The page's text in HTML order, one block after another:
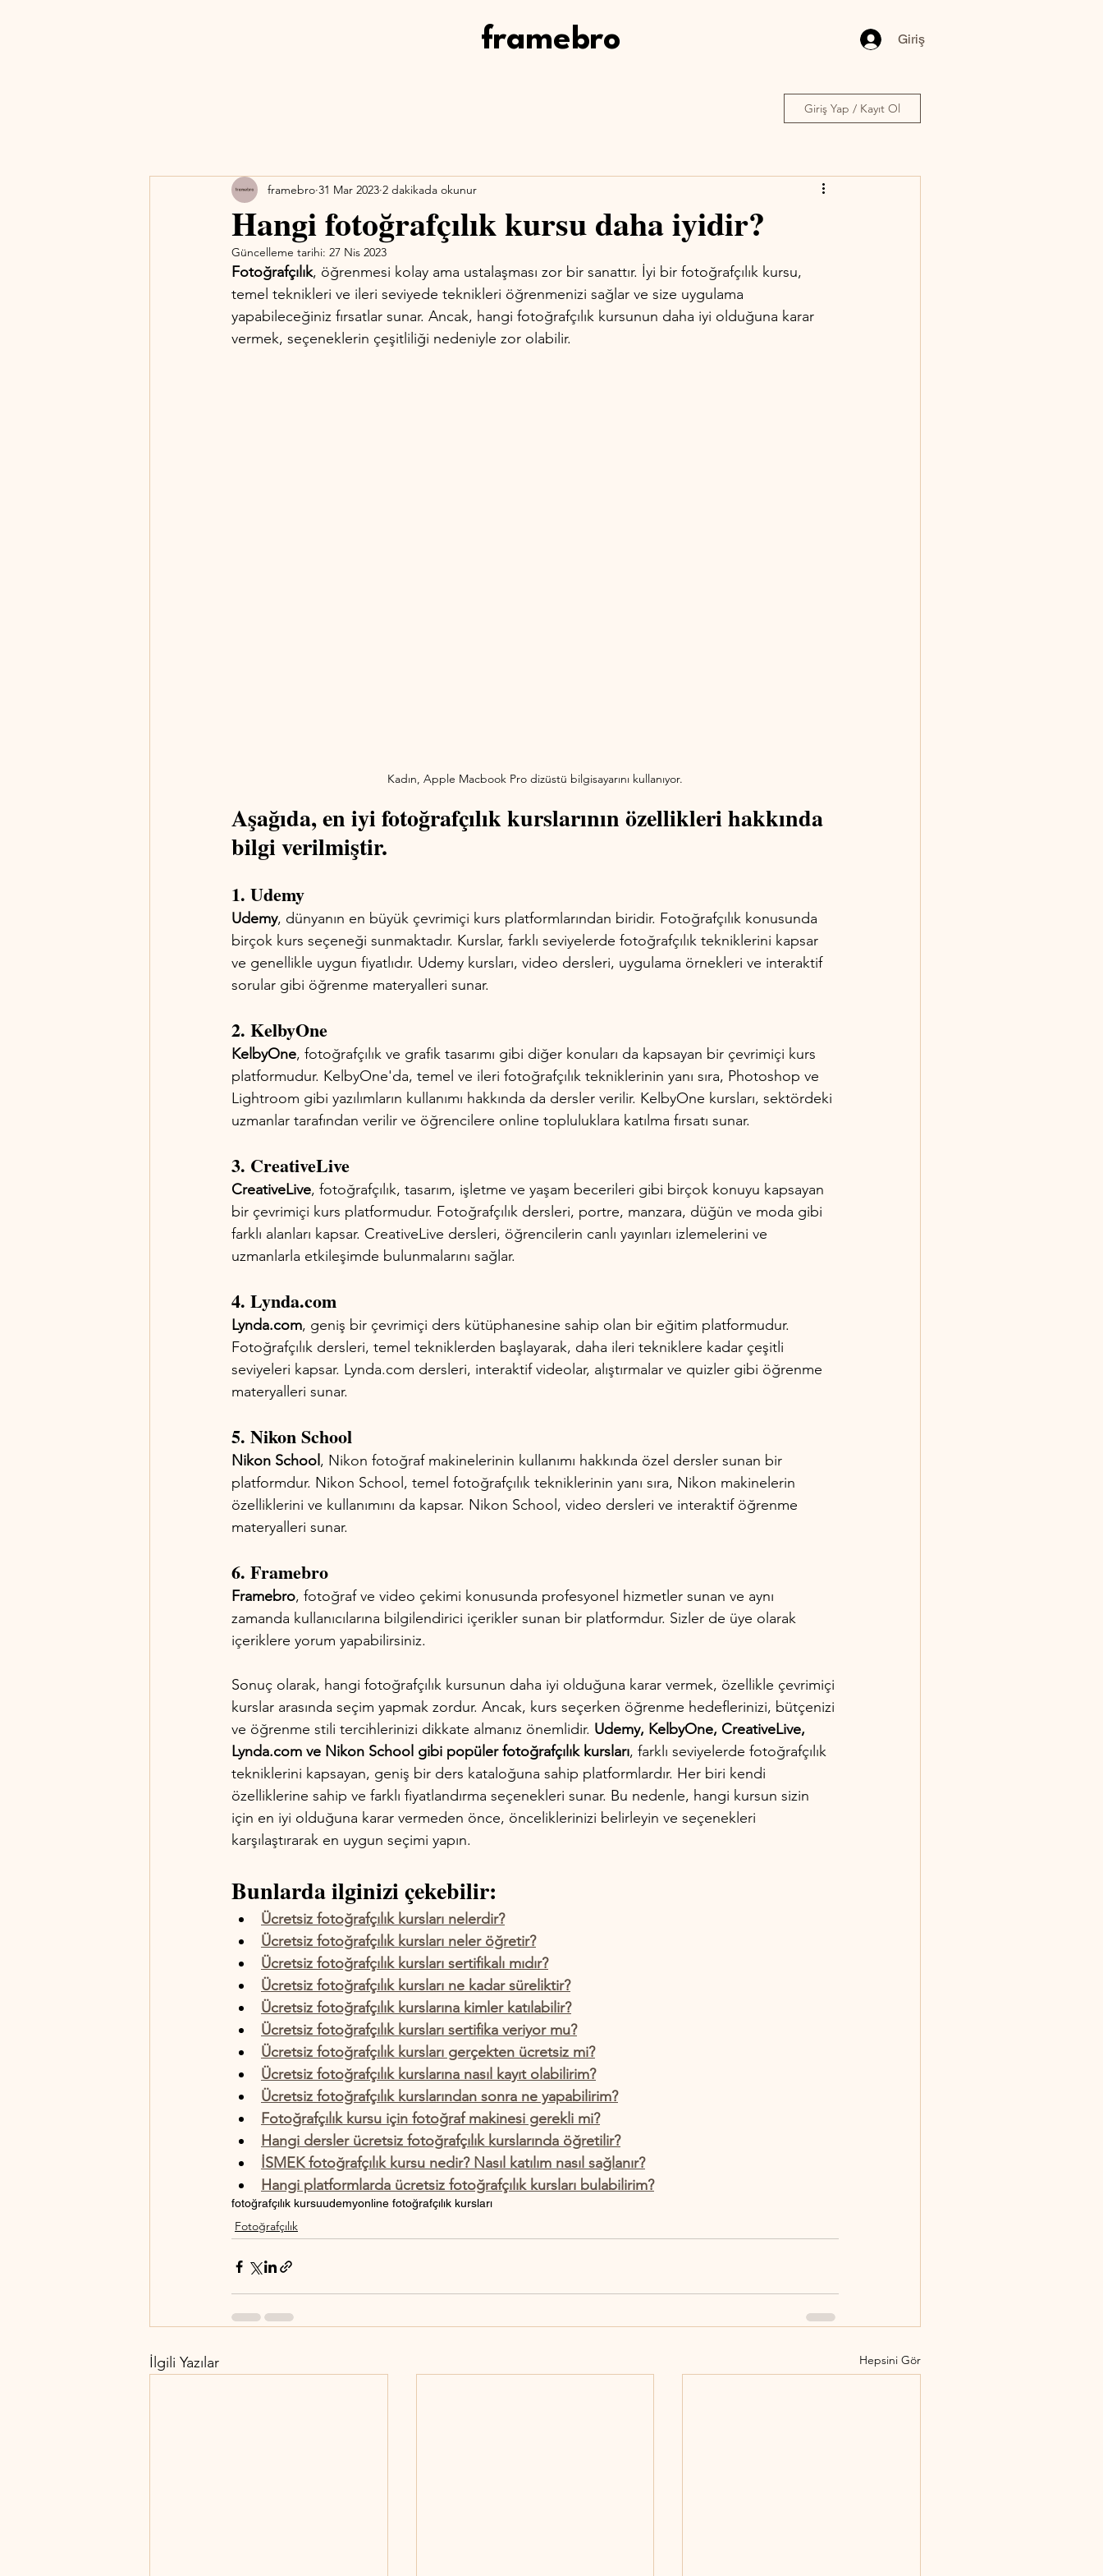
framebro Giriş
Giriş Yap / Kayıt Ol
Hangi fotoğrafçılık kursu daha iyidir?
framebro 31 Mar 2023 2 dakikada okunur
Güncelleme tarihi: 27 Nis 2023
Fotoğrafçılık, öğrenmesi kolay ama ustalaşması zor bir sanattır. İyi bir fotoğrafçılık kursu,
temel teknikleri ve ileri seviyede teknikleri öğrenmenizi sağlar ve size uygulama
yapabileceğiniz fırsatlar sunar. Ancak, hangi fotoğrafçılık kursunun daha iyi olduğuna karar
vermek, seçeneklerin çeşitliliği nedeniyle zor olabilir.
Kadın, Apple Macbook Pro dizüstü bilgisayarını kullanıyor.
Aşağıda, en iyi fotoğrafçılık kurslarının özellikleri hakkında
bilgi verilmiştir.
1. Udemy
Udemy, dünyanın en büyük çevrimiçi kurs platformlarından biridir. Fotoğrafçılık konusunda
birçok kurs seçeneği sunmaktadır. Kurslar, farklı seviyelerde fotoğrafçılık tekniklerini kapsar
ve genellikle uygun fiyatlıdır. Udemy kursları, video dersleri, uygulama örnekleri ve interaktif
sorular gibi öğrenme materyalleri sunar.
2. KelbyOne
KelbyOne, fotoğrafçılık ve grafik tasarımı gibi diğer konuları da kapsayan bir çevrimiçi kurs
platformudur. KelbyOne'da, temel ve ileri fotoğrafçılık tekniklerinin yanı sıra, Photoshop ve
Lightroom gibi yazılımların kullanımı hakkında da dersler verilir. KelbyOne kursları, sektördeki
uzmanlar tarafından verilir ve öğrencilere online topluluklara katılma fırsatı sunar.
3. CreativeLive
CreativeLive, fotoğrafçılık, tasarım, işletme ve yaşam becerileri gibi birçok konuyu kapsayan
bir çevrimiçi kurs platformudur. Fotoğrafçılık dersleri, portre, manzara, düğün ve moda gibi
farklı alanları kapsar. CreativeLive dersleri, öğrencilerin canlı yayınları izlemelerini ve
uzmanlarla etkileşimde bulunmalarını sağlar.
4. Lynda.com
Lynda.com, geniş bir çevrimiçi ders kütüphanesine sahip olan bir eğitim platformudur.
Fotoğrafçılık dersleri, temel tekniklerden başlayarak, daha ileri tekniklere kadar çeşitli
seviyeleri kapsar. Lynda.com dersleri, interaktif videolar, alıştırmalar ve quizler gibi öğrenme
materyalleri sunar.
5. Nikon School
Nikon School , Nikon fotoğraf makinelerinin kullanımı hakkında özel dersler sunan bir
platformdur. Nikon School, temel fotoğrafçılık tekniklerinin yanı sıra, Nikon makinelerin
özelliklerini ve kullanımını da kapsar. Nikon School, video dersleri ve interaktif öğrenme
materyalleri sunar.
6. Framebro
Framebro, fotoğraf ve video çekimi konusunda profesyonel hizmetler sunan ve aynı
zamanda kullanıcılarına bilgilendirici içerikler sunan bir platformdur. Sizler de üye olarak
içeriklere yorum yapabilirsiniz.
Sonuç olarak, hangi fotoğrafçılık kursunun daha iyi olduğuna karar vermek, özellikle çevrimiçi
kurslar arasında seçim yapmak zordur. Ancak, kurs seçerken öğrenme hedeflerinizi, bütçenizi
ve öğrenme stili tercihlerinizi dikkate almanız önemlidir. Udemy, KelbyOne, CreativeLive,
Lynda.com ve Nikon School gibi popüler fotoğrafçılık kursları, farklı seviyelerde fotoğrafçılık
tekniklerini kapsayan, geniş bir ders kataloğuna sahip platformlardır. Her biri kendi
özelliklerine sahip ve farklı fiyatlandırma seçenekleri sunar. Bu nedenle, hangi kursun sizin
için en iyi olduğuna karar vermeden önce, önceliklerinizi belirleyin ve seçenekleri
karşılaştırarak en uygun seçimi yapın.
Bunlarda ilginizi çekebilir:
Ücretsiz fotoğrafçılık kursları nelerdir?
Ücretsiz fotoğrafçılık kursları neler öğretir?
Ücretsiz fotoğrafçılık kursları sertifikalı mıdır?
Ücretsiz fotoğrafçılık kursları ne kadar süreliktir?
Ücretsiz fotoğrafçılık kurslarına kimler katılabilir?
Ücretsiz fotoğrafçılık kursları sertifika veriyor mu?
Ücretsiz fotoğrafçılık kursları gerçekten ücretsiz mi?
Ücretsiz fotoğrafçılık kurslarına nasıl kayıt olabilirim?
Ücretsiz fotoğrafçılık kurslarından sonra ne yapabilirim?
Fotoğrafçılık kursu için fotoğraf makinesi gerekli mi?
Hangi dersler ücretsiz fotoğrafçılık kurslarında öğretilir?
İSMEK fotoğrafçılık kursu nedir? Nasıl katılım nasıl sağlanır?
Hangi platformlarda ücretsiz fotoğrafçılık kursları bulabilirim?
fotoğrafçılık kursuudemyonline fotoğrafçılık kursları
Fotoğrafçılık
İlgili Yazılar Hepsini Gör